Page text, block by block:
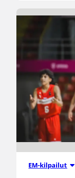
EM-kilpailut